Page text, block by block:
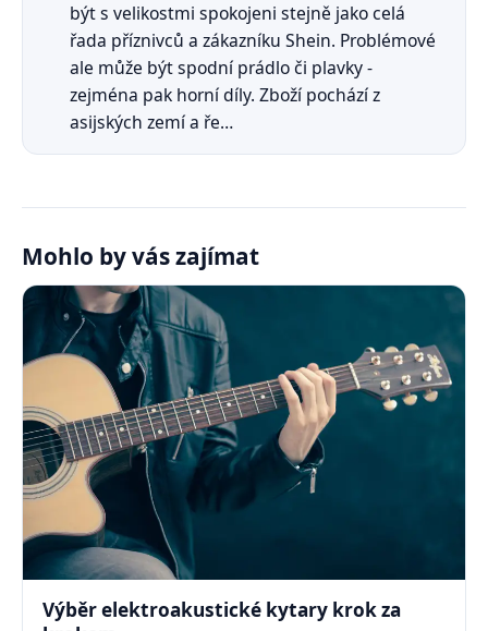
být s velikostmi spokojeni stejně jako celá
řada příznivců a zákazníku Shein. Problémové
ale může být spodní prádlo či plavky -
zejména pak horní díly. Zboží pochází z
asijských zemí a ře…
Mohlo by vás zajímat
Výběr elektroakustické kytary krok za